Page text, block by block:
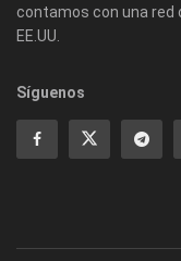
contamos con una red
EE.UU.
Síguenos